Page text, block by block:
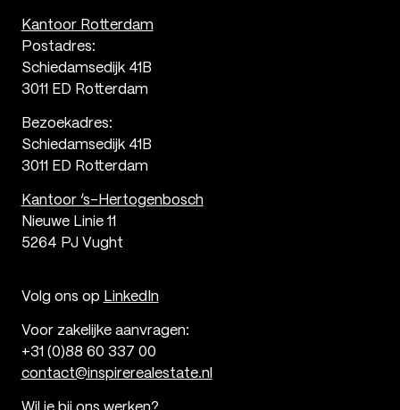
Kantoor Rotterdam
Postadres:
Schiedamsedijk 41B
3011 ED Rotterdam
Bezoekadres:
Schiedamsedijk 41B
3011 ED Rotterdam
Kantoor ‘s-Hertogenbosch
Nieuwe Linie 11
5264 PJ Vught
Volg ons op LinkedIn
Voor zakelijke aanvragen:
+31 (0)88 60 337 00
contact@inspirerealestate.nl